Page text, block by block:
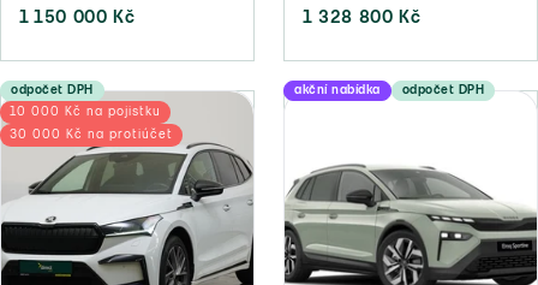
1 150 000 Kč 1 328 800 Kč
odpočet DPH
10 000 Kč na pojistku
30 000 Kč na protiúčet
akční nabídka odpočet DPH